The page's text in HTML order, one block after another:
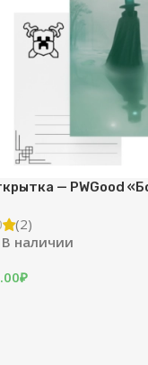
— SnrGiraffe